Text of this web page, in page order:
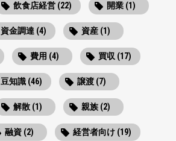
飲食店経営 (22) 開業 (1)
資金調達 (4) 資産 (1)
費用 (4) 買収 (17)
豆知識 (46) 譲渡 (7)
解散 (1) 親族 (2)
融資 (2) 経営者向け (19)